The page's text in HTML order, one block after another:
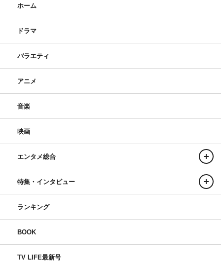
ホーム
ドラマ
バラエティ
アニメ
音楽
映画
エンタメ総合
特集・インタビュー
ランキング
BOOK
TV LIFE最新号